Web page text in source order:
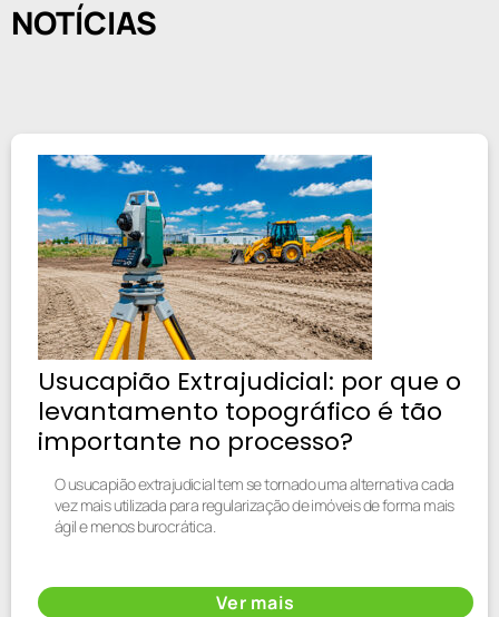
NOTÍCIAS
Usucapião Extrajudicial: por que o
levantamento topográfico é tão
importante no processo?
O usucapião extrajudicial tem se tornado uma alternativa cada
vez mais utilizada para regularização de imóveis de forma mais
ágil e menos burocrática.
Ver mais